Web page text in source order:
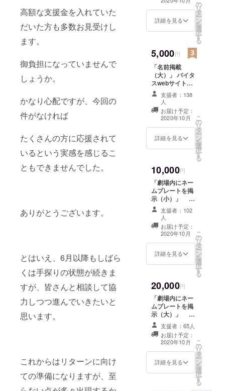
高額な支援金を入れていた
だいた方も多数お見受けし
ます。
御負担になっていませんで
しょうか。
かなり心配ですが、今回の
件がなければ
たくさんの方に応援されて
いるという実感を感じるこ
ともできませんでした。
ありがとうございます。
とはいえ、6月以降もしばら
くは手探りの状態が続きま
すが、皆さんと相談して協
力しつつ進んでいきたいと
思います。
これからはリターンに向け
ての準備になりますが、至
援頂い
方、全
員 への
なって
おりま
す。
ずご記
い。）
つくり、 一年間
せていただきま
す。 ※名前の掲
お名前以外の掲
載もできます。
備考欄にご記入
下さい。
詳細を見る
の
リ
タ
ー
ン
を
選
択
す
る
5,000円
「名前掲載
（大）」 バイタ
スwebサイト特
設ページに、
「ご支援ありが
とうございまし
た。」ページを
つくり、 一年間
せていただきま
す。 ※名前の掲
載もできます。
備考欄にご記入
下さい。
支援者：138
人
お届け予定：
2020年10月
詳細を見る
こ
の
リ
タ
ー
ン
を
選
択
す
る
10,000円
「劇場内にネー
ムプレートを掲
示（小）」 期
間 一年間 。
会場の選択がで
きます。 文面
のご指定を備考
欄にご記入くだ
さい。 公序良
俗に反する場合
や不適切と判断
事がございま
す。
支援者：102
人
お届け予定：
2020年10月
詳細を見る
こ
の
リ
タ
ー
ン
を
選
択
す
る
20,000円
「劇場内にネー
ムプレートを掲
示（大）」 期
間 一年間 。
会場の選択がで
きます。 文面
のご指定を備考
欄にご記入くだ
さい。 公序良
支援者：65人
お届け予定：
2020年10月
詳細を見る
こ
の
リ
タ
ー
ン
を
選
択
す
る